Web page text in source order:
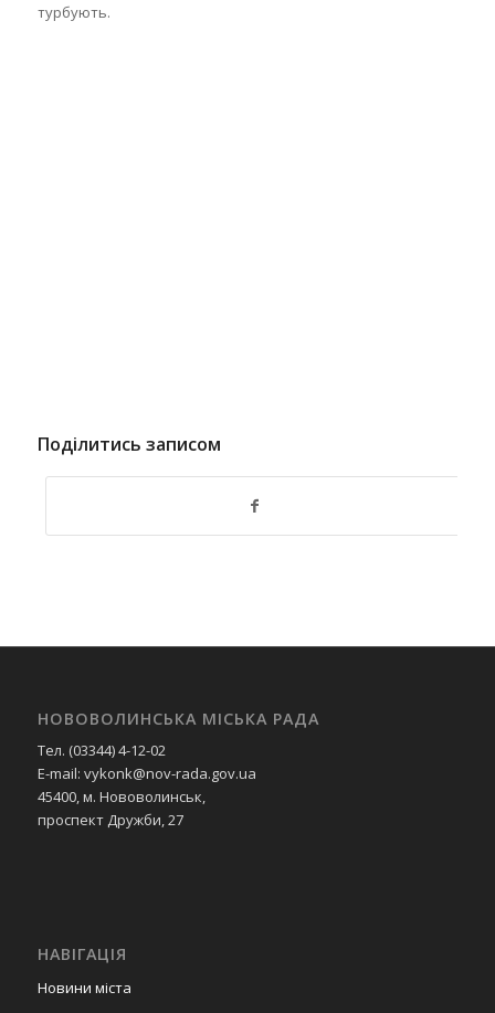
турбують.
Поділитись записом
НОВОВОЛИНСЬКА МІСЬКА РАДА
Тел. (03344) 4-12-02
E-mail: vykonk@nov-rada.gov.ua
45400, м. Нововолинськ,
проспект Дружби, 27
НАВІГАЦІЯ
Новини міста